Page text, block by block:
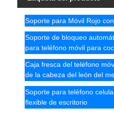
Soporte para Móvil Rojo
Soporte de bloqueo
para teléfono móvil para
Caja fresca del teléfono
de la cabeza del león del
Soporte para teléfono
flexible de escritorio